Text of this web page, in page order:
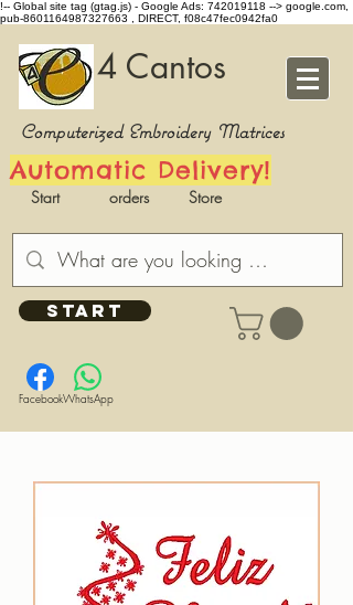
!-- Global site tag (gtag.js) - Google Ads: 742019118 --> google.com,
pub-8601164987327663 , DIRECT, f08c47fec0942fa0
4 Cantos
Computerized Embroidery Matrices
Automatic Delivery!
Start orders Store
START
FacebookWhatsApp